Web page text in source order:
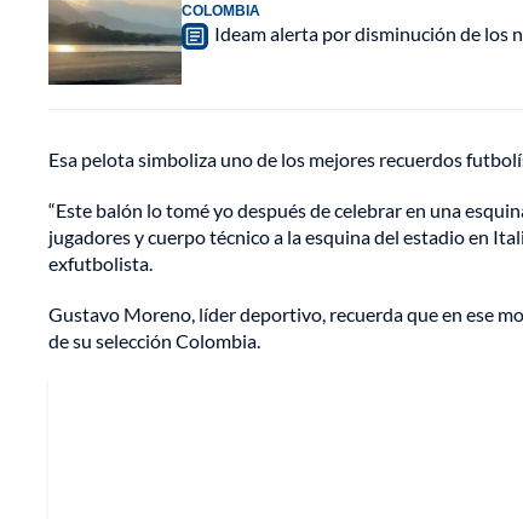
COLOMBIA
Ideam alerta por disminución de los
Esa pelota simboliza uno de los mejores recuerdos
“Este balón lo tomé yo después de celebrar en una
jugadores y cuerpo técnico a la esquina del estadio en
exfutbolista.
Gustavo Moreno, líder deportivo, recuerda que en ese
de su selección Colombia.